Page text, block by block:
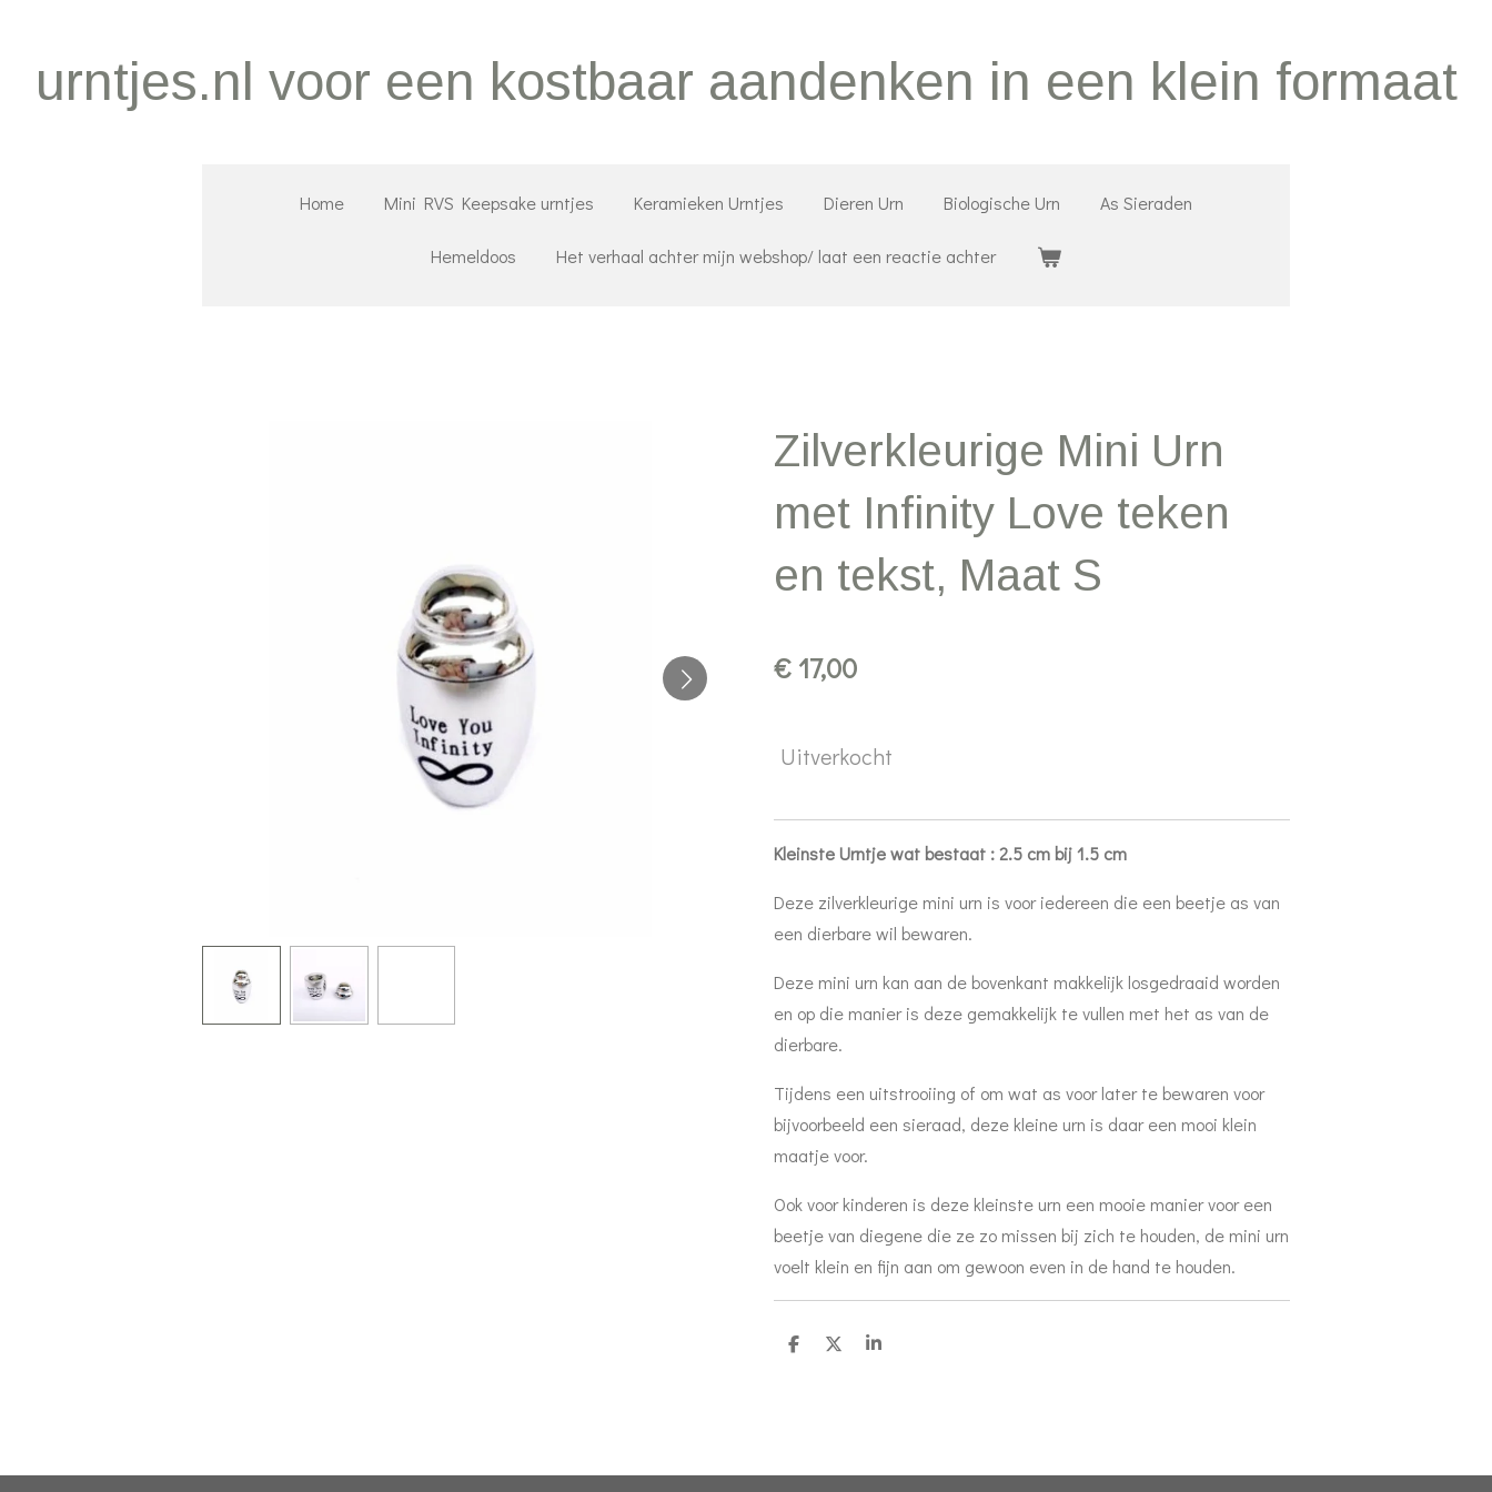
urntjes.nl voor een kostbaar aandenken in een klein formaat
Home Mini RVS Keepsake urntjes Keramieken Urntjes Dieren Urn Biologische Urn As Sieraden
Hemeldoos Het verhaal achter mijn webshop/ laat een reactie achter
Zilverkleurige Mini Urn
met Infinity Love teken
en tekst, Maat S
€ 17,00
Uitverkocht
Kleinste Urntje wat bestaat : 2.5 cm bij 1.5 cm
Deze zilverkleurige mini urn is voor iedereen die een beetje as van
een dierbare wil bewaren.
Deze mini urn kan aan de bovenkant makkelijk losgedraaid worden
en op die manier is deze gemakkelijk te vullen met het as van de
dierbare.
Tijdens een uitstrooiing of om wat as voor later te bewaren voor
bijvoorbeeld een sieraad, deze kleine urn is daar een mooi klein
maatje voor.
Ook voor kinderen is deze kleinste urn een mooie manier voor een
beetje van diegene die ze zo missen bij zich te houden, de mini urn
voelt klein en fijn aan om gewoon even in de hand te houden.
D
D
S